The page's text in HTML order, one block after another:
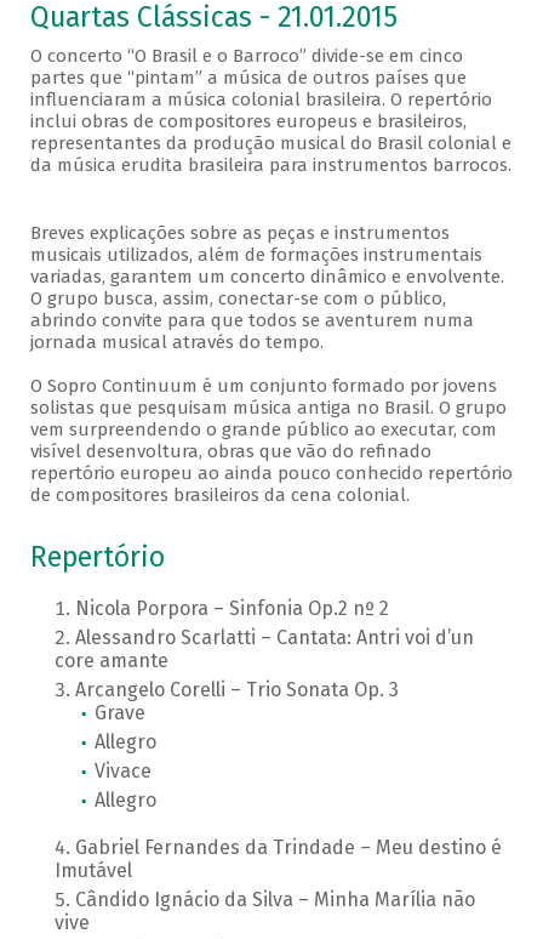
Quartas Clássicas - 21.01.2015
O concerto “O Brasil e o Barroco” divide-se em cinco
partes que “pintam” a música de outros países que
influenciaram a música colonial brasileira. O repertório
inclui obras de compositores europeus e brasileiros,
representantes da produção musical do Brasil colonial e
da música erudita brasileira para instrumentos barrocos.
Breves explicações sobre as peças e instrumentos
musicais utilizados, além de formações instrumentais
variadas, garantem um concerto dinâmico e envolvente.
O grupo busca, assim, conectar-se com o público,
abrindo convite para que todos se aventurem numa
jornada musical através do tempo.
O Sopro Continuum é um conjunto formado por jovens
solistas que pesquisam música antiga no Brasil. O grupo
vem surpreendendo o grande público ao executar, com
visível desenvoltura, obras que vão do refinado
repertório europeu ao ainda pouco conhecido repertório
de compositores brasileiros da cena colonial.
Repertório
Nicola Porpora – Sinfonia Op.2 nº 2
Alessandro Scarlatti – Cantata: Antri voi d’un
core amante
Arcangelo Corelli – Trio Sonata Op. 3
Grave
Allegro
Vivace
Allegro
Gabriel Fernandes da Trindade – Meu destino é
Imutável
Cândido Ignácio da Silva – Minha Marília não
vive